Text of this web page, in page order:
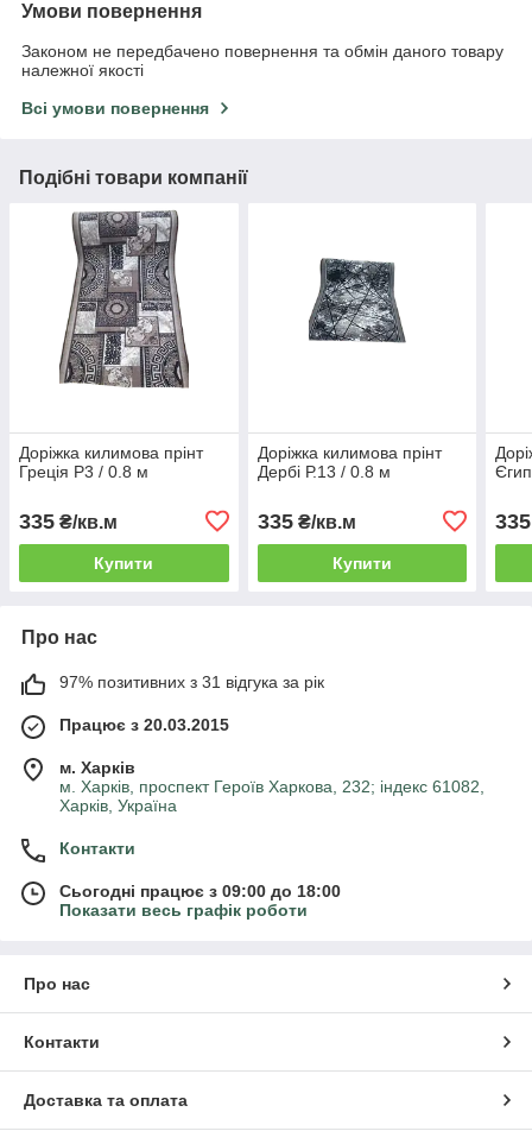
Умови повернення
Законом не передбачено повернення та обмін даного товару
належної якості
Всі умови повернення
Подібні товари компанії
Доріжка килимова прінт
Греція Р3 / 0.8 м
335 ₴/кв.м
Купити
Доріжка килимова прінт
Дербі Р.13 / 0.8 м
335₴/кв.м
Купити
335
Про нас
97% позитивних з 31 відгука за рік
Працює з 20.03.2015
м. Харків
м. Харків, проспект Героїв Харкова, 232; індекс 61082,
Харків, Україна
Контакти
Сьогодні працює з 09:00 до 18:00
Показати весь графік роботи
Про нас
Контакти
Доставка та оплата